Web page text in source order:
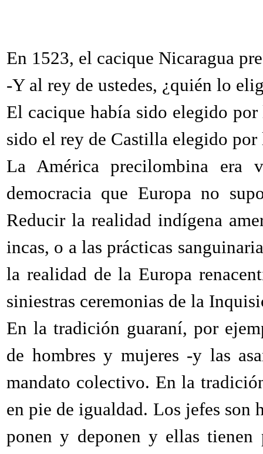
En 1523, el cacique Nicaragua
-Y al rey de ustedes, ¿quién lo
El cacique había sido elegido
sido el rey de Castilla elegido por
La América precilombina era
democracia que Europa no
Reducir la realidad indígena
incas, o a las prácticas
la realidad de la Europa
siniestras ceremonias de la
En la tradición guaraní, por
de hombres y mujeres -y las
mandato colectivo. En la
en pie de igualdad. Los jefes son
ponen y deponen y ellas tienen